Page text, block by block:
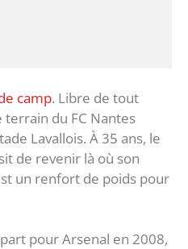
camp. Libre de tout
terrain du FC Nantes
Lavallois. À 35 ans, le
de revenir là où son
un renfort de poids pour
pour Arsenal en 2008,